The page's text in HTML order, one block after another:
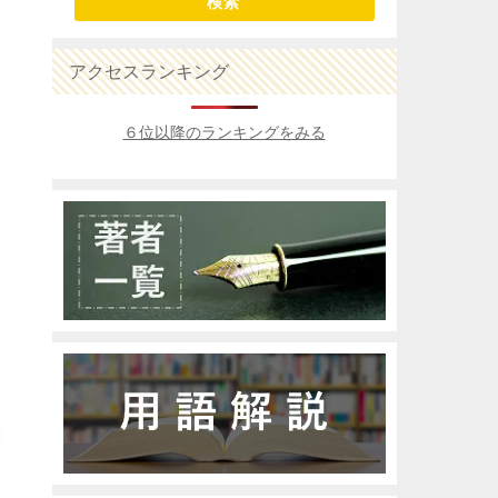
アクセスランキング
６位以降のランキングをみる